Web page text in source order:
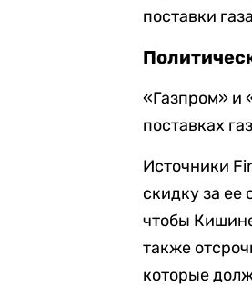
поставки
«Газпром» и
поставках
Источники
скидку за ее
чтобы
также
которые